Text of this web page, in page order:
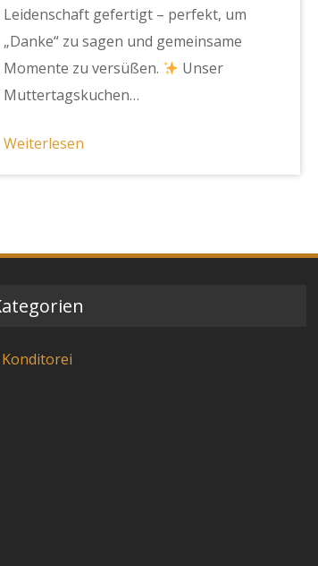
Leidenschaft gefertigt – perfekt, um
„Danke“ zu sagen und gemeinsame
Momente zu versüßen.
Unser
Muttertagskuchen…
Weiterlesen
Konditorei